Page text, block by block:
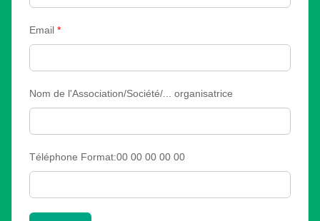
Email *
Nom de l'Association/Société/... organisatrice
Téléphone Format:00 00 00 00 00